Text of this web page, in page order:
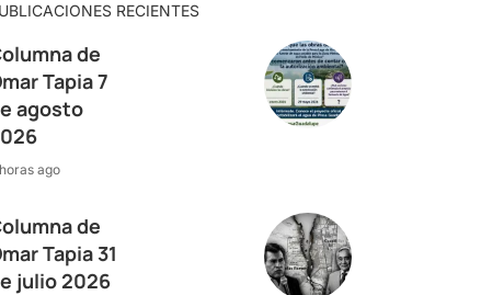
RECIENTES
de
Tapia 7
agosto
ago
de
Tapia 31
julio 2026